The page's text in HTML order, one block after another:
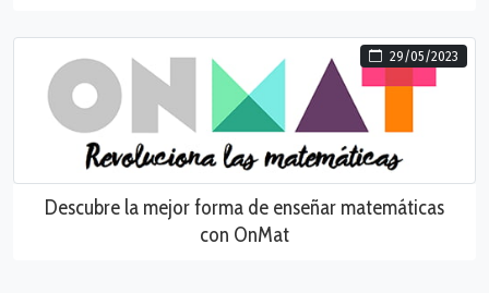
29/05/2023
Descubre la mejor forma de enseñar matemáticas
con OnMat